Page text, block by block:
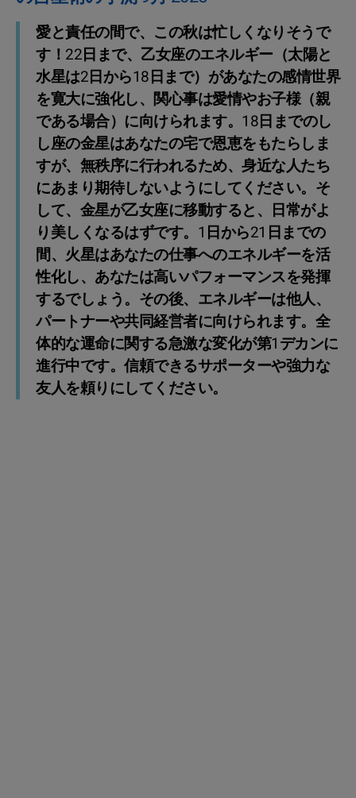
愛と責任の間で、この秋は忙しくなりそうで
す！22日まで、乙女座のエネルギー（太陽と
水星は2日から18日まで）があなたの感情世界
を寛大に強化し、関心事は愛情やお子様（親
である場合）に向けられます。18日までのし
し座の金星はあなたの宅で恩恵をもたらしま
すが、無秩序に行われるため、身近な人たち
にあまり期待しないようにしてください。そ
して、金星が乙女座に移動すると、日常がよ
り美しくなるはずです。1日から21日までの
間、火星はあなたの仕事へのエネルギーを活
性化し、あなたは高いパフォーマンスを発揮
するでしょう。その後、エネルギーは他人、
パートナーや共同経営者に向けられます。全
体的な運命に関する急激な変化が第1デカンに
進行中です。信頼できるサポーターや強力な
友人を頼りにしてください。